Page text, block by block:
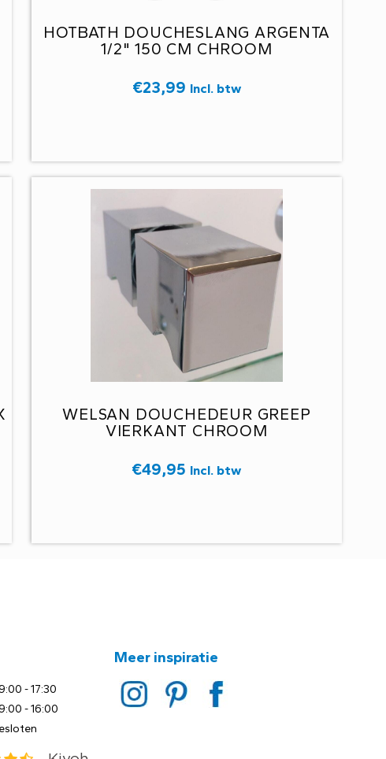
HOTBATH DOUCHESLANG ARGENTA
1/2" 150 CM CHROOM
€23,99 Incl. btw
WELSAN DOUCHEDEUR GREEP
VIERKANT CHROOM
€49,95 Incl. btw
- 17:30
- 16:00
Meer inspiratie